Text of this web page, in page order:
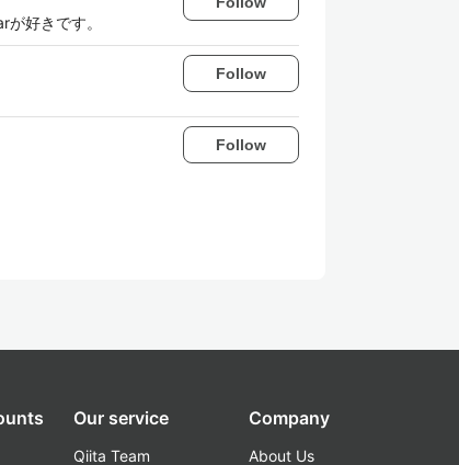
好きです。
Follow
Follow
Our service
Qiita Team
Company
About Us